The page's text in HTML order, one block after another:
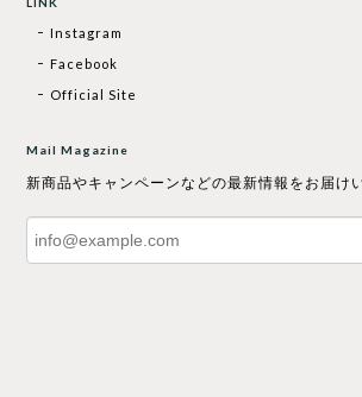
Instagram
Facebook
Official Site
Mail Magazine
新商品やキャンペーンなどの最新情報をお届け